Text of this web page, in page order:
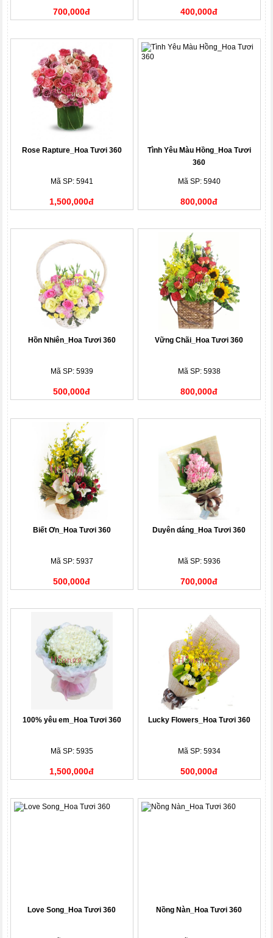
700,000đ 400,000đ
Rose Rapture_Hoa Tươi 360
Mã SP: 5941
1,500,000đ
Tình Yêu Màu Hồng_Hoa Tươi
360
Mã SP: 5940
800,000đ
Hồn Nhiên_Hoa Tươi 360
Mã SP: 5939
500,000đ
Vững Chãi_Hoa Tươi 360
Mã SP: 5938
800,000đ
Biết Ơn_Hoa Tươi 360
Mã SP: 5937
500,000đ
Duyên dáng_Hoa Tươi 360
Mã SP: 5936
700,000đ
100% yêu em_Hoa Tươi 360
Mã SP: 5935
1,500,000đ
Lucky Flowers_Hoa Tươi 360
Mã SP: 5934
500,000đ
Love Song_Hoa Tươi 360 Nồng Nàn_Hoa Tươi 360